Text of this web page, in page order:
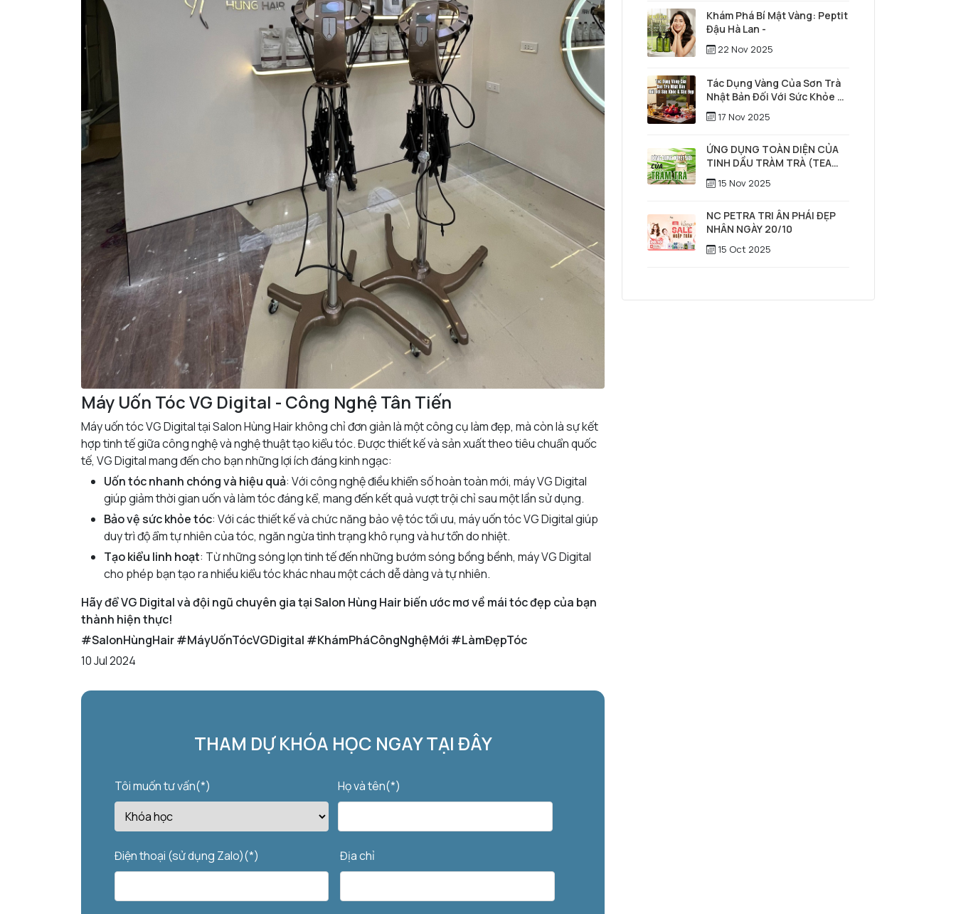
Máy Uốn Tóc VG Digital - Công Nghệ Tân Tiến
Máy uốn tóc VG Digital tại Salon Hùng Hair không chỉ đơn giản là một công cụ làm đẹp, mà còn là sự kết
hợp tinh tế giữa công nghệ và nghệ thuật tạo kiểu tóc. Được thiết kế và sản xuất theo tiêu chuẩn quốc
tế, VG Digital mang đến cho bạn những lợi ích đáng kinh ngạc:
Uốn tóc nhanh chóng và hiệu quả: Với công nghệ điều khiển số hoàn toàn mới, máy VG Digital
giúp giảm thời gian uốn và làm tóc đáng kể, mang đến kết quả vượt trội chỉ sau một lần sử dụng.
Bảo vệ sức khỏe tóc: Với các thiết kế và chức năng bảo vệ tóc tối ưu, máy uốn tóc VG Digital giúp
duy trì độ ẩm tự nhiên của tóc, ngăn ngừa tình trạng khô rụng và hư tổn do nhiệt.
Tạo kiểu linh hoạt: Từ những sóng lọn tinh tế đến những bướm sóng bồng bềnh, máy VG Digital
cho phép bạn tạo ra nhiều kiểu tóc khác nhau một cách dễ dàng và tự nhiên.
Hãy để VG Digital và đội ngũ chuyên gia tại Salon Hùng Hair biến ước mơ về mái tóc đẹp của bạn
thành hiện thực!
#SalonHùngHair #MáyUốnTócVGDigital #KhámPháCôngNghệMới #LàmĐẹpTóc
10 Jul 2024
THAM DỰ KHÓA HỌC NGAY TẠI ĐÂY
Tôi muốn tư vấn(*) Họ và tên(*)
Điện thoại (sử dụng Zalo)(*) Địa chỉ
Khám Phá Bí Mật Vàng: Peptit
Đậu Hà Lan -
22 Nov 2025
Tác Dụng Vàng Của Sơn Trà
Nhật Bản Đối Với Sức Khỏe &
Sắc Đẹp
17 Nov 2025
ỨNG DỤNG TOÀN DIỆN CỦA
TINH DẦU TRÀM TRÀ (TEA
TREE) TRONG SỨC KHỎE,
LÀM ĐẸP & CHĂM SÓC TÓC –
15 Nov 2025
NC PETRA TRI ÂN PHÁI ĐẸP
NHÂN NGÀY 20/10
15 Oct 2025